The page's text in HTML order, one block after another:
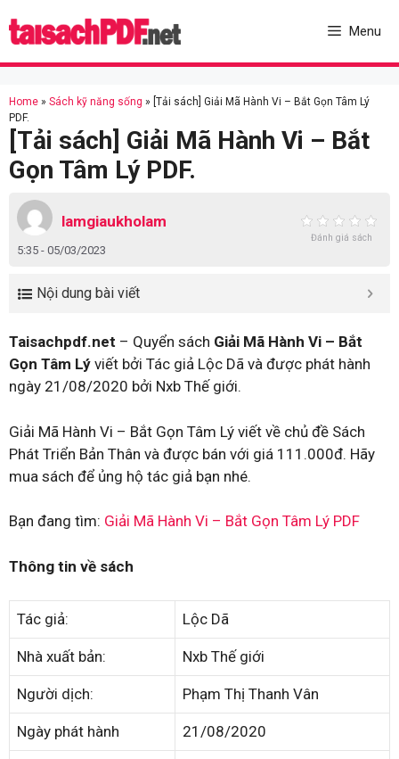
to
Menu
Home » Sách kỹ năng sống » [Tải sách] Giải Mã Hành Vi – Bắt Gọn Tâm Lý
PDF.
[Tải sách] Giải Mã Hành Vi – Bắt
Gọn Tâm Lý PDF.
lamgiaukholam
5:35 - 05/03/2023
Đánh giá sách
Nội dung bài viết
Taisachpdf.net – Quyển sách Giải Mã Hành Vi – Bắt
Gọn Tâm Lý viết bởi Tác giả Lộc Dã và được phát hành
ngày 21/08/2020 bởi Nxb Thế giới.
Giải Mã Hành Vi – Bắt Gọn Tâm Lý viết về chủ đề Sách
Phát Triển Bản Thân và được bán với giá 111.000đ. Hãy
mua sách để ủng hộ tác giả bạn nhé.
Bạn đang tìm: Giải Mã Hành Vi – Bắt Gọn Tâm Lý PDF
Thông tin về sách
Tác giả: Lộc Dã
Nhà xuất bản: Nxb Thế giới
Người dịch: Phạm Thị Thanh Vân
Ngày phát hành 21/08/2020